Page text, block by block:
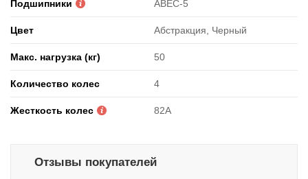
Подшипники ABEC-5
Цвет Абстракция, Черный
Макс. нагрузка (кг) 50
Количество колес 4
Жесткость колес 82А
Отзывы покупателей